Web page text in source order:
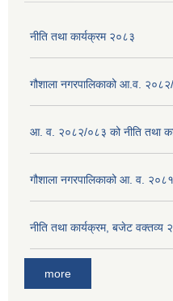
नीति तथा कार्यक्रम २०८३
गौशाला नगरपालिकाको आ.व.
आ. व. २०८२/०८३ को नीति तथा
गौशाला नगरपालिकाको आ. व.
नीति तथा कार्यक्रम, बजेट वक्तव्य
more